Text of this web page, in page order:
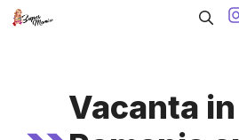
Sari
Vacanta in